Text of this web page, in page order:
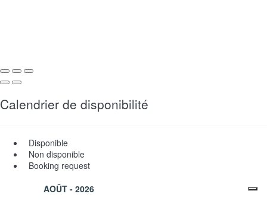
Calendrier de disponibilité
Disponible
Non disponible
Booking request
AOÛT - 2026